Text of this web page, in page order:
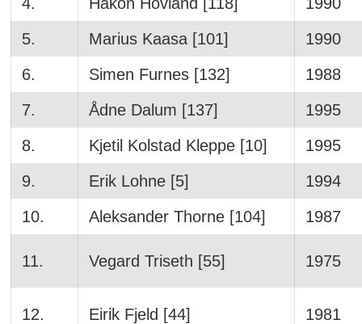
5.
Marius Kaasa [101]
1990
6.
Simen Furnes [132]
1988
7.
Ådne Dalum [137]
1995
8.
Kjetil Kolstad Kleppe [10]
1995
9.
Erik Lohne [5]
1994
10.
Aleksander Thorne [104] 1987
11. Vegard Triseth [55] 1975
12. Eirik Fjeld [44] 1981